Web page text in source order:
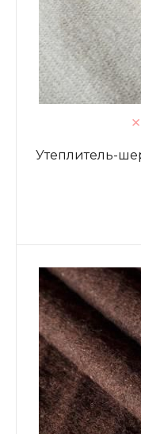
Утеплитель-